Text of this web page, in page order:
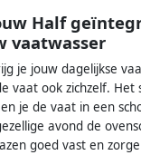
Half
vaatwasser
je jouw dagelijkse
vaat ook zichzelf.
je de vaat in een
avond de
goed vast en